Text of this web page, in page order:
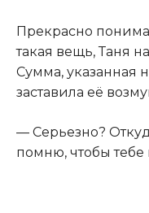
Прекрасно
такая вещь, Таня
Сумма, указанная
заставила её
— Серьезно?
помню, чтобы тебе